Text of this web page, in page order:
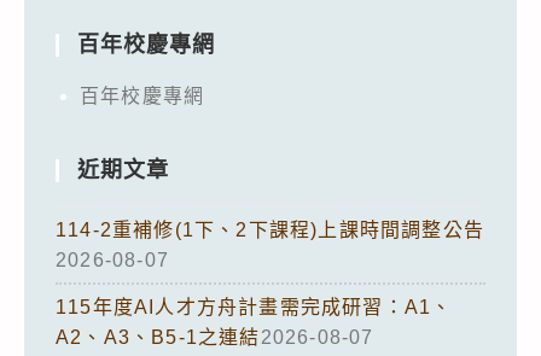
百年校慶專網
百年校慶專網
近期文章
114-2重補修(1下、2下課程)上課時間調整公告
2026-08-07
115年度AI人才方舟計畫需完成研習：A1、
A2、A3、B5-1之連結2026-08-07